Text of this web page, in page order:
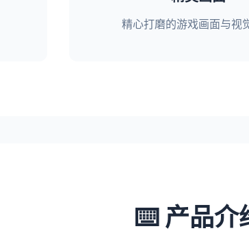
精心打磨的游戏画面与视
⌨️ 产品介